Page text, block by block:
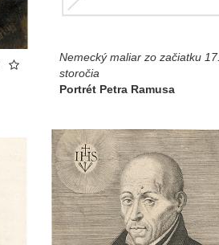
Nemecký maliar zo začiatku 17.
storočia
Portrét Petra Ramusa